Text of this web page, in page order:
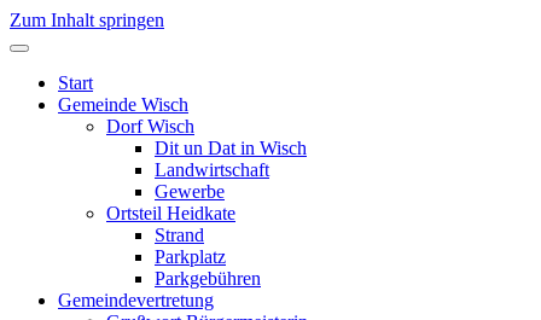
Zum Inhalt springen
Start
Gemeinde Wisch
Dorf Wisch
Dit un Dat in Wisch
Landwirtschaft
Gewerbe
Ortsteil Heidkate
Strand
Parkplatz
Parkgebühren
Gemeindevertretung